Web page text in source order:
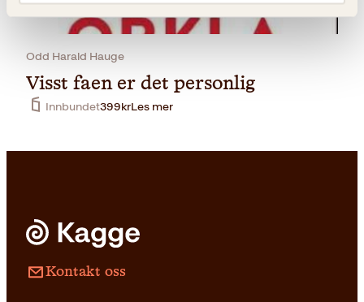
Odd Harald Hauge
Visst faen er det personlig
Innbundet399krLes mer
Kontakt oss